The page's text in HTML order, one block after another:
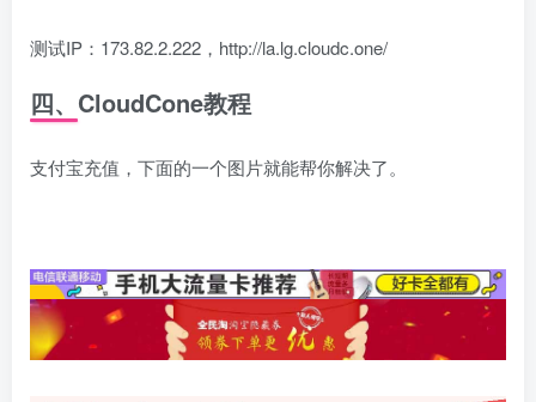
测试IP：173.82.2.222，http://la.lg.cloudc.one/
四、CloudCone教程
支付宝充值，下面的一个图片就能帮你解决了。